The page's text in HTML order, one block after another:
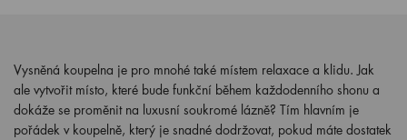
Vysněná koupelna je pro mnohé také místem relaxace a klidu. Jak
ale vytvořit místo, které bude funkční během každodenního shonu a
dokáže se proměnit na luxusní soukromé lázně? Tím hlavním je
pořádek v koupelně, který je snadné dodržovat, pokud máte dostatek